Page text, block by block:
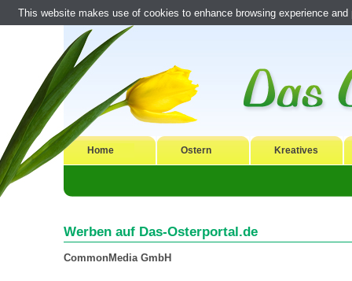
Home Ostern Kreatives
Werben auf Das-Osterportal.de
CommonMedia GmbH
This website makes use of cookies to enhance browsing experience